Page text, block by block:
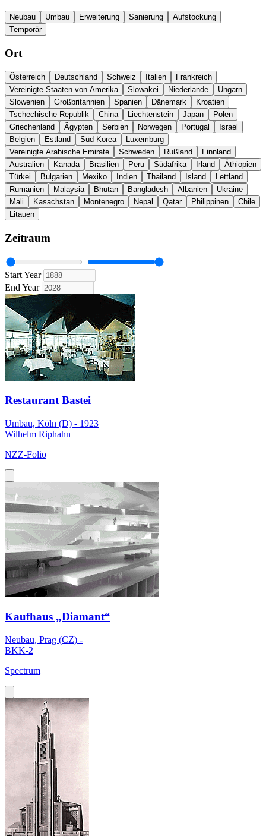
Neubau Umbau Erweiterung Sanierung
Aufstockung
Temporär
Ort
Österreich Deutschland Schweiz Italien
Frankreich
Vereinigte Staaten von Amerika
Slowakei Niederlande
Ungarn
Slowenien
Großbritannien Spanien Dänemark
Kroatien
Tschechische Republik
China Liechtenstein Japan
Polen
Griechenland
Ägypten Serbien Norwegen Portugal
Israel
Belgien
Estland Süd Korea
Luxemburg
Vereinigte Arabische Emirate
Schweden Rußland
Finnland
Australien
Kanada Brasilien Peru Südafrika Irland
Äthiopien
Türkei
Bulgarien Mexiko Indien Thailand Island
Lettland
Rumänien
Malaysia Bhutan Bangladesh Albanien
Ukraine
Mali
Kasachstan Montenegro Nepal Qatar Philippinen
Chile
Litauen
Zeitraum
Start Year
End Year
Restaurant Bastei
Umbau, Köln (D) - 1923
Wilhelm Riphahn
NZZ-Folio
Kaufhaus „Diamant“
Neubau, Prag (CZ) -
BKK-2
Spectrum